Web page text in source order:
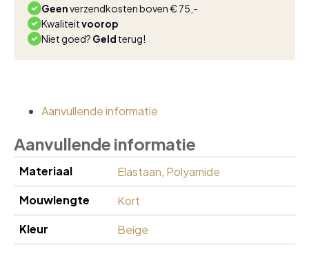
Geenverzendkosten boven € 75,-
Kwaliteitvoorop
Niet goed? Geld terug!
Aanvullende informatie
Aanvullende informatie
Materiaal Elastaan, Polyamide
Mouwlengte
Kort
Kleur
Beige